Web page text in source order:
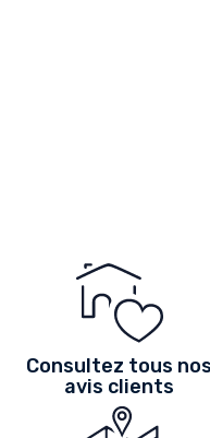
Consultez tous nos
avis clients